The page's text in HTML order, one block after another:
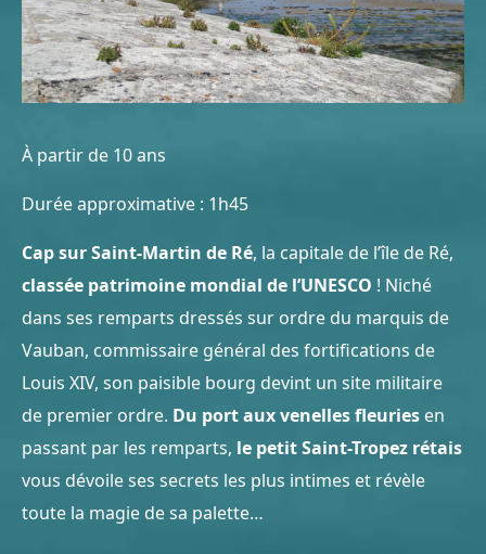
À partir de 10 ans
Durée approximative : 1h45
Cap sur Saint-Martin de Ré, la capitale de l’île de Ré,
classée patrimoine mondial de l’UNESCO ! Niché
dans ses remparts dressés sur ordre du marquis de
Vauban, commissaire général des fortifications de
Louis XIV, son paisible bourg devint un site militaire
de premier ordre. Du port aux venelles fleuries en
passant par les remparts, le petit Saint-Tropez rétais
vous dévoile ses secrets les plus intimes et révèle
toute la magie de sa palette…